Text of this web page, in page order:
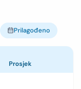
Prilagođeno
Prosjek